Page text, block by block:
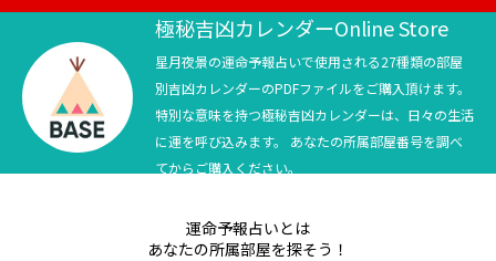
テニス四大大会・五輪
テニス四大大会・五輪
極秘吉凶カレンダーOnline Store
星月夜景の運命予報占いで使用される27種類の部屋
別吉凶カレンダーのPDFファイルをご購入頂けます。
特別な意味を持つ極秘吉凶カレンダーは、日々の生活
に運を呼び込みます。 あなたの所属部屋番号を調べ
てからご購入ください。
運命予報占いとは
あなたの所属部屋を探そう！